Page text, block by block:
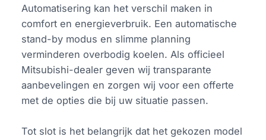
Automatisering kan het verschil maken in
comfort en energieverbruik. Een automatische
stand-by modus en slimme planning
verminderen overbodig koelen. Als officieel
Mitsubishi-dealer geven wij transparante
aanbevelingen en zorgen wij voor een offerte
met de opties die bij uw situatie passen.
Tot slot is het belangrijk dat het gekozen model